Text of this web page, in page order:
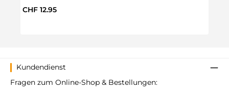
Regulärer Preis:
CHF 12.95
Kundendienst
Fragen zum Online-Shop & Bestellungen: